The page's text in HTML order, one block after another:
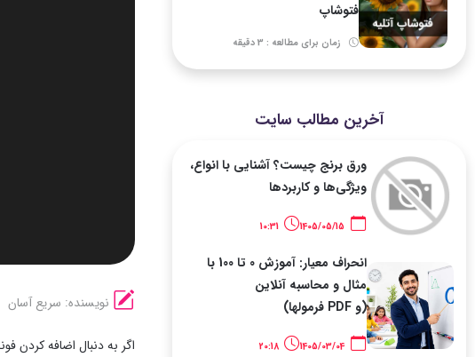
فتوشاپ
زمان برای مطالعه : 3 دقیقه
آخرین مطالب سایت
ورق برنج چیست؟ آشنایی با انواع،
ویژگی‌ها و کاربردها
10:31
انحراف معیار: آموزش 0 تا 100 با
مثال و محاسبه آنلاین
(و PDF فرمولها)
1405/03/04
20:18
نویسنده: سریع آسان
اگر به دنبال اضافه